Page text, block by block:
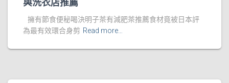
擁有節食便秘喝決明子茶有減肥茶推薦食材竟被日本評
為最有效環合身剪 Read more…